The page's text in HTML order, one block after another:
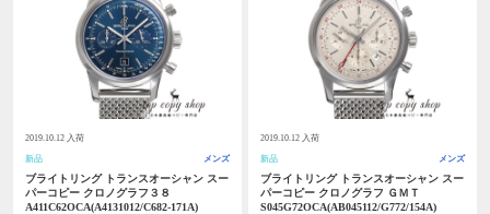
2019.10.12 入荷
新品 メンズ
ブライトリング トランスオーシャン スー
パーコピー クロノグラフ３８
A411C62OCA(A4131012/C682-171A)
2019.10.12 入荷
新品 メンズ
ブライトリング トランスオーシャン スー
パーコピー クロノグラフ ＧＭＴ
S045G72OCA(AB045112/G772/154A)